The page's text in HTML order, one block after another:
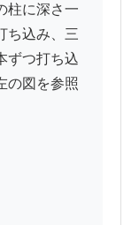
柱に深さ一
ち込み、三
ずつ打ち込
の図を参照